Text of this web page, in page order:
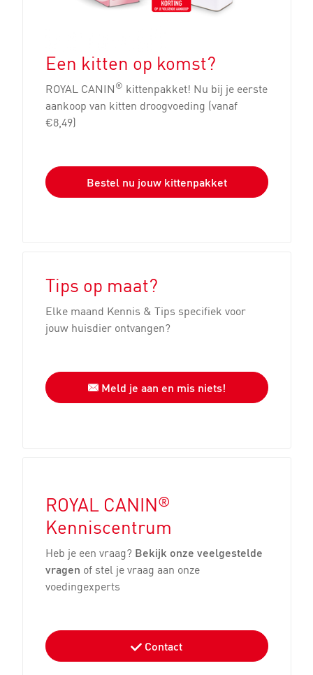
Een kitten op komst?
ROYAL CANIN® kittenpakket! Nu bij je eerste
aankoop van kitten droogvoeding (vanaf
€8,49)
Bestel nu jouw kittenpakket
Tips op maat?
Elke maand Kennis & Tips specifiek voor
jouw huisdier ontvangen?
Meld je aan en mis niets!
ROYAL CANIN®
Kenniscentrum
Heb je een vraag? Bekijk onze veelgestelde
vragen of stel je vraag aan onze
voedingexperts
Contact